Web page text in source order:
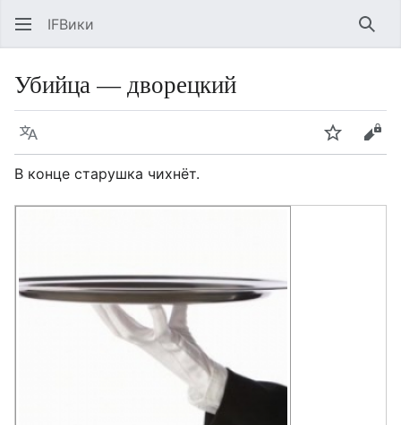
IFВики
Убийца — дворецкий
Язык Следить
В конце старушка чихнёт.